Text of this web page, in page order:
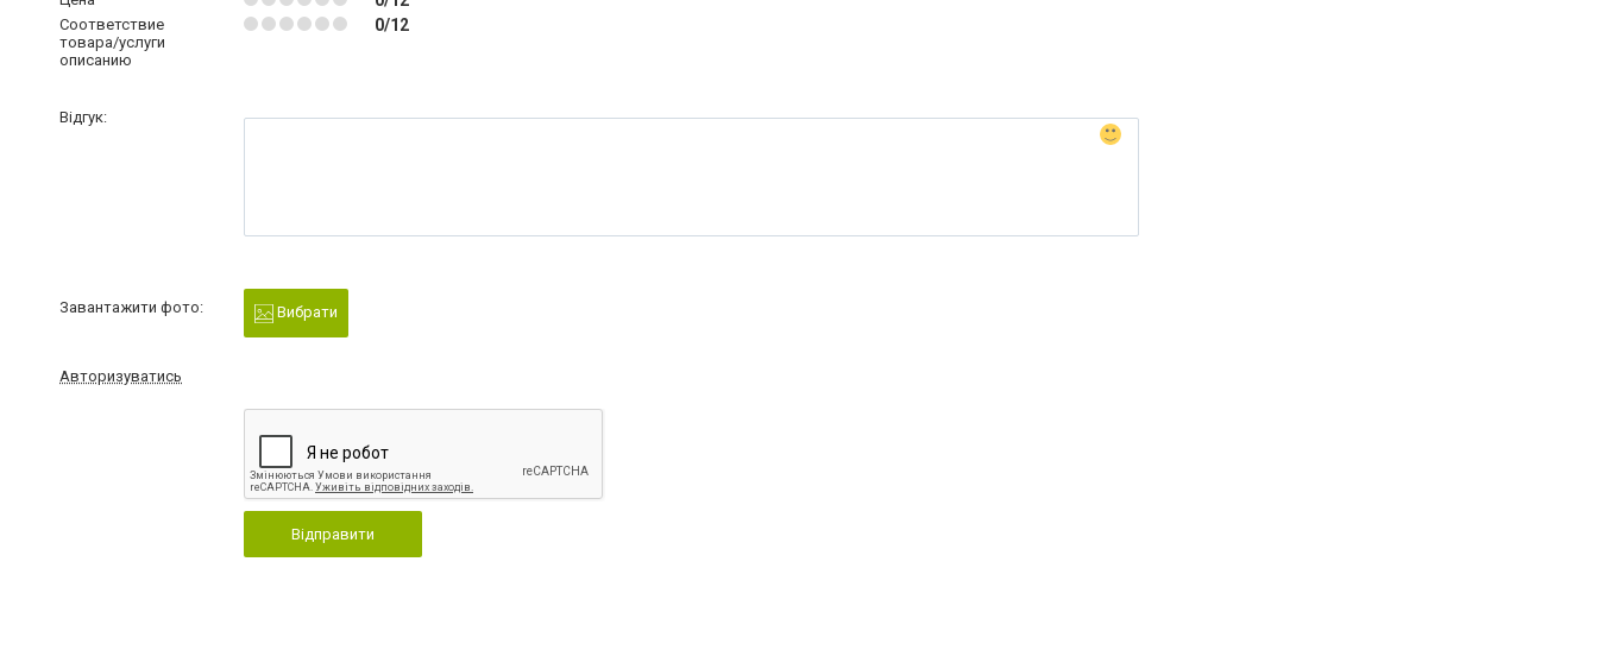
Соответствие
товара/услуги
описанию
0/12
Відгук:
Завантажити фото: Вибрати
Авторизуватись
Відправити